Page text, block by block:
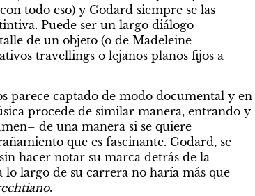
todo eso) y Godard siempre se las
Puede ser un largo diálogo
de un objeto (o de Madeleine
travellings o lejanos planos fijos a
parece captado de modo documental y en
procede de similar manera, entrando y
de una manera si se quiere
que es fascinante. Godard, se
hacer notar su marca detrás de la
lo largo de su carrera no haría más que
.